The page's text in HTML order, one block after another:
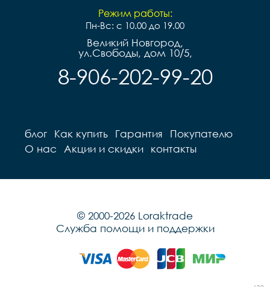
Режим работы:
Пн-Вс: с 10.00 до 19.00
Великий Новгород,
ул.Свободы, дом 10/5,
8-906-202-99-20
блог Как купить Гарантия
Покупателю
О нас
Акции и скидки контакты
© 2000-2026 Loraktrade
Служба помощи и поддержки